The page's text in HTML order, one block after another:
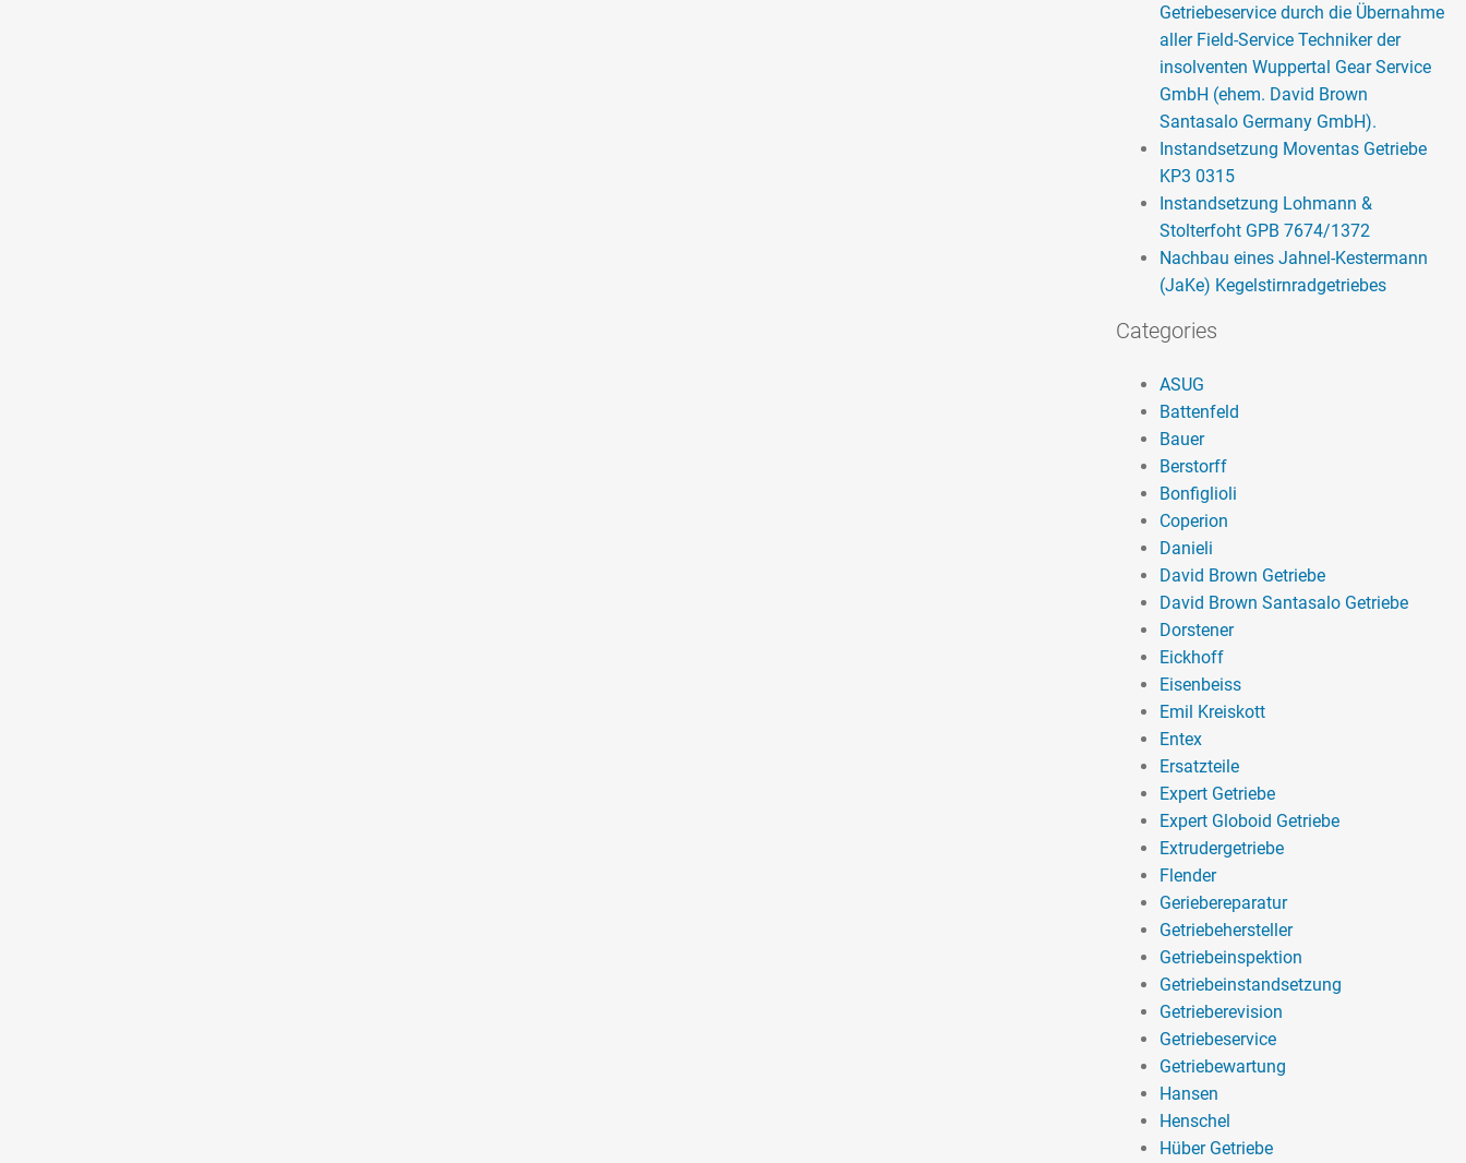
Getriebeservice durch die Übernahme
aller Field-Service Techniker der
insolventen Wuppertal Gear Service
GmbH (ehem. David Brown
Santasalo Germany GmbH).
Instandsetzung Moventas Getriebe
KP3 0315
Instandsetzung Lohmann &
Stolterfoht GPB 7674/1372
Nachbau eines Jahnel-Kestermann
(JaKe) Kegelstirnradgetriebes
Categories
ASUG
Battenfeld
Bauer
Berstorff
Bonfiglioli
Coperion
Danieli
David Brown Getriebe
David Brown Santasalo Getriebe
Dorstener
Eickhoff
Eisenbeiss
Emil Kreiskott
Entex
Ersatzteile
Expert Getriebe
Expert Globoid Getriebe
Extrudergetriebe
Flender
Geriebereparatur
Getriebehersteller
Getriebeinspektion
Getriebeinstandsetzung
Getrieberevision
Getriebeservice
Getriebewartung
Hansen
Henschel
Hüber Getriebe